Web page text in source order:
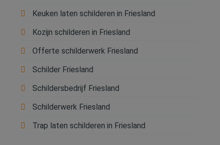
Keuken laten schilderen in Friesland
Kozijn schilderen in Friesland
Offerte schilderwerk Friesland
Schilder Friesland
Schildersbedrijf Friesland
Schilderwerk Friesland
Trap laten schilderen in Friesland